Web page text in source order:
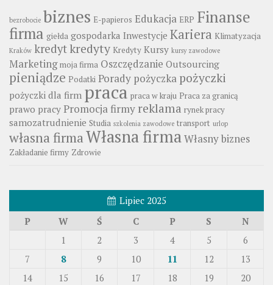
bezrobocie biznes E-papieros Edukacja ERP Finanse
firma giełda gospodarka Inwestycje Kariera Klimatyzacja
Kraków kredytkredyty Kredyty Kursy kursy zawodowe
Marketing moja firma Oszczędzanie Outsourcing
pieniądze Podatki Porady pożyczka pożyczki
pożyczki dla firm praca praca w kraju Praca za granicą
prawo pracy Promocja firmy reklama rynek pracy
samozatrudnienie Studia szkolenia zawodowe transport urlop
własna firmaWłasna firmaWłasny biznes
Zakładanie firmy Zdrowie
Lipiec 2025
P
W Ś C P S N
1 2 3 4 5
6
7
8 9 10 11 12
13
14
15 16 17 18 19
20